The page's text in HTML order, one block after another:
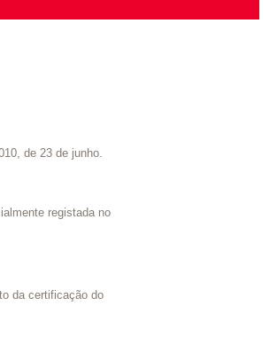
de 23 de junho.
registada no
da certificação do